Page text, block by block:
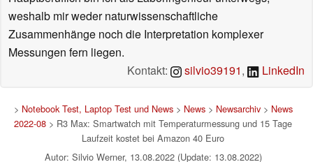
weshalb mir weder naturwissenschaftliche
Zusammenhänge noch die Interpretation komplexer
Messungen fern liegen.
Kontakt:
silvio39191, LinkedIn
> Notebook Test, Laptop Test und News> News> Newsarchiv> News
2022-08 > R3 Max: Smartwatch mit Temperaturmessung und 15 Tage
Laufzeit kostet bei Amazon 40 Euro
Autor: Silvio Werner, 13.08.2022 (Update: 13.08.2022)